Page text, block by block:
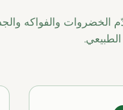
الخضروات والفواكه
الطبيعي.